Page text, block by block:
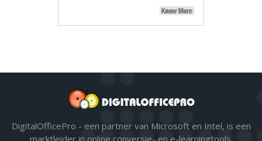
DigitalOfficePro - een partner van Microsoft en Intel, is een